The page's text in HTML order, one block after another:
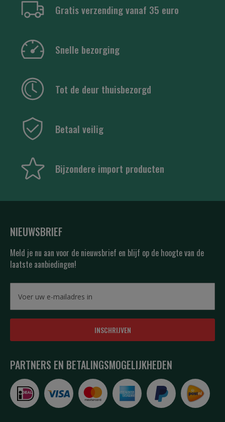
Gratis verzending vanaf 35 euro
Snelle bezorging
Tot de deur thuisbezorgd
Betaal veilig
Bijzondere import producten
NIEUWSBRIEF
Meld je nu aan voor de nieuwsbrief en blijf op de hoogte van de
laatste aanbiedingen!
INSCHRIJVEN
PARTNERS EN BETALINGSMOGELIJKHEDEN